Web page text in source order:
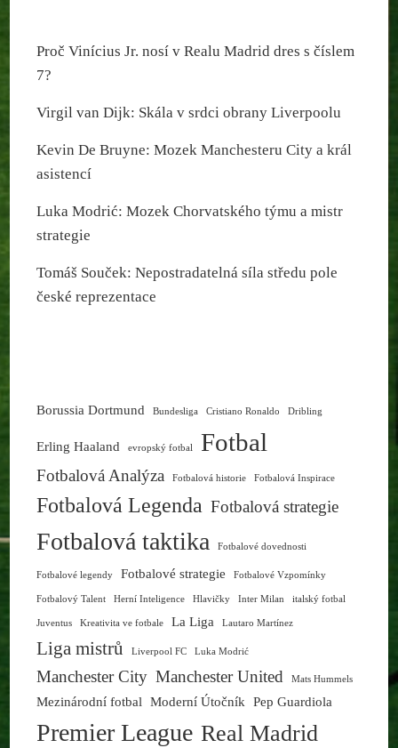
Proč Vinícius Jr. nosí v Realu Madrid dres s číslem
7?
Virgil van Dijk: Skála v srdci obrany Liverpoolu
Kevin De Bruyne: Mozek Manchesteru City a král
asistencí
Luka Modrić: Mozek Chorvatského týmu a mistr
strategie
Tomáš Souček: Nepostradatelná síla středu pole
české reprezentace
Borussia Dortmund Bundesliga Cristiano Ronaldo Dribling
Erling Haaland evropský fotbal Fotbal
Fotbalová Analýza Fotbalová historie Fotbalová Inspirace
Fotbalová Legenda Fotbalová strategie
Fotbalová taktika Fotbalové dovednosti
Fotbalové legendy Fotbalové strategie Fotbalové Vzpomínky
Fotbalový Talent Herní Inteligence Hlavičky Inter Milan italský fotbal
Juventus Kreativita ve fotbale La Liga Lautaro Martínez
Liga mistrů Liverpool FC Luka Modrić
Manchester City Manchester United Mats Hummels
Mezinárodní fotbal Moderní Útočník Pep Guardiola
Premier League Real Madrid